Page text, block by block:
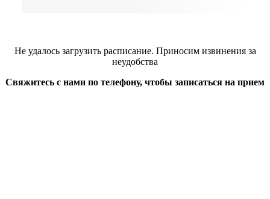
Не удалось загрузить расписание. Приносим извинения за
неудобства
Свяжитесь с нами по телефону, чтобы записаться на прием